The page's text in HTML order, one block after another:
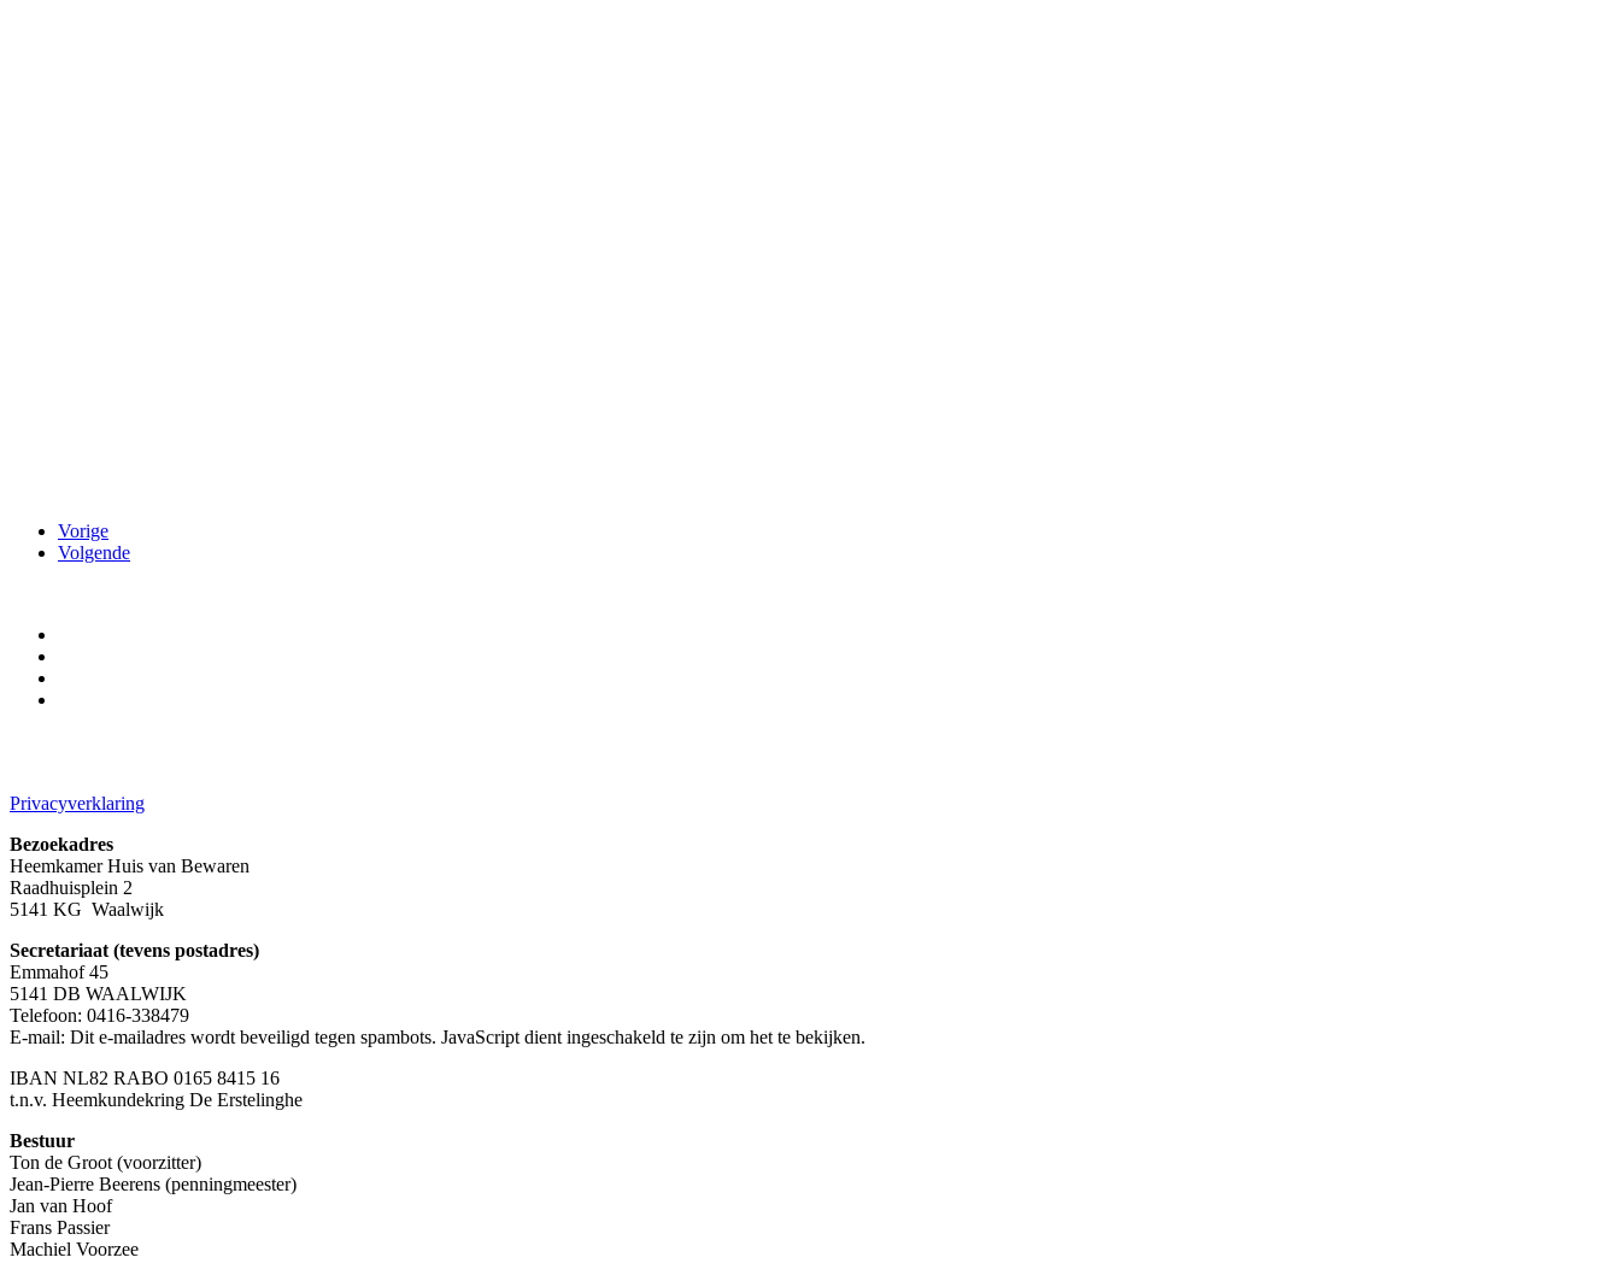
Vorige
Volgende
Privacyverklaring
Bezoekadres
Heemkamer Huis van Bewaren
Raadhuisplein 2
5141 KG Waalwijk
Secretariaat (tevens postadres)
Emmahof 45
5141 DB WAALWIJK
Telefoon: 0416-338479
E-mail: Dit e-mailadres wordt beveiligd tegen spambots. JavaScript dient ingeschakeld te zijn om het te bekijken.
IBAN NL82 RABO 0165 8415 16
t.n.v. Heemkundekring De Erstelinghe
Bestuur
Ton de Groot (voorzitter)
Jean-Pierre Beerens (penningmeester)
Jan van Hoof
Frans Passier
Machiel Voorzee